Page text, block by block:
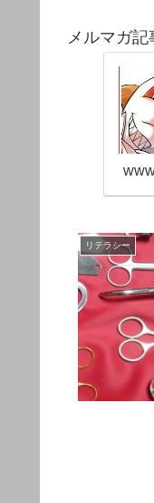
メルマガ記
リテラシー